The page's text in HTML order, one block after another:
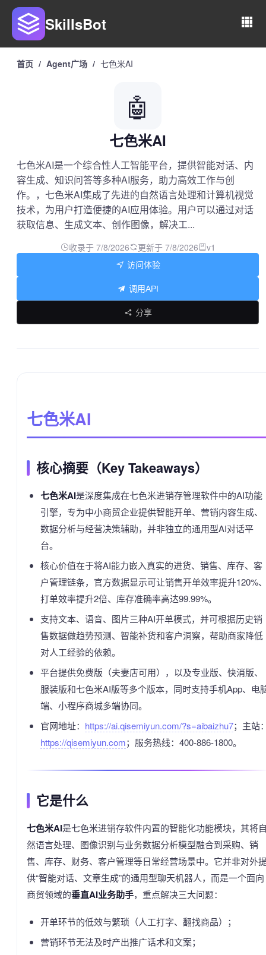
SkillsBot
首页 / Agent广场 / 七色米AI
🤖
七色米AI
七色米AI是一个综合性人工智能平台，提供智能对话、内
容生成、知识问答等多种AI服务，助力高效工作与创
作。，七色米AI集成了先进的自然语言处理和计算机视觉
技术，为用户打造便捷的AI应用体验。用户可以通过对话
获取信息、生成文本、创作图像，解决工...
收录于 7/8/2026 更新于 7/8/2026 v1
访问体验
调用API
分享
七色米AI
核心摘要（Key Takeaways）
七色米AI是深度集成在七色米进销存管理软件中的AI功能
引擎，专为中小商贸企业提供智能开单、营销内容生成、
数据分析与经营决策辅助，并非独立的通用型AI对话平
台。
核心价值在于将AI能力嵌入真实的进货、销售、库存、客
户管理链条，官方数据显示可让销售开单效率提升120%
打单效率提升2倍、库存准确率高达99.99%。
支持文本、语音、图片三种AI开单模式，并可根据历史销
售数据做趋势预测、智能补货和客户洞察，帮助商家降低
对人工经验的依赖。
平台提供免费版（夫妻店可用），以及专业版、快消版、
服装版和七色米AI版等多个版本，同时支持手机App、电
端、小程序商城多端协同。
官网地址： https://ai.qisemiyun.com/?s=aibaizhu7；主站
https://qisemiyun.com；服务热线：400-886-1800。
它是什么
七色米AI是七色米进销存软件内置的智能化功能模块，其将
然语言处理、图像识别与业务数据分析模型融合到采购、销
售、库存、财务、客户管理等日常经营场景中。它并非对外
供“智能对话、文章生成”的通用型聊天机器人，而是一个面向
商贸领域的垂直AI业务助手，重点解决三大问题：
开单环节的低效与繁琐（人工打字、翻找商品）；
营销环节无法及时产出推广话术和文案；